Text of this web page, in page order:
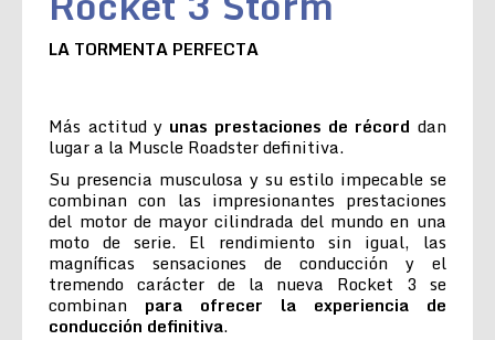
LA TORMENTA PERFECTA
Más actitud y unas prestaciones de récord dan
lugar a la Muscle Roadster definitiva.
Su presencia musculosa y su estilo impecable se
combinan con las impresionantes prestaciones
del motor de mayor cilindrada del mundo en una
moto de serie. El rendimiento sin igual, las
magníficas sensaciones de conducción y el
tremendo carácter de la nueva Rocket 3 se
combinan para ofrecer la experiencia de
conducción definitiva.